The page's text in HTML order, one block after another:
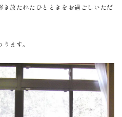
放たれたひとときをお過ごしいただ
ます。